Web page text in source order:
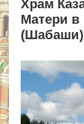
Храм
Матери в
(Шабаши)